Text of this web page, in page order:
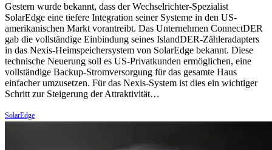
Gestern wurde bekannt, dass der Wechselrichter-Spezialist
SolarEdge eine tiefere Integration seiner Systeme in den US-
amerikanischen Markt vorantreibt. Das Unternehmen ConnectDER
gab die vollständige Einbindung seines IslandDER-Zähleradapters
in das Nexis-Heimspeichersystem von SolarEdge bekannt. Diese
technische Neuerung soll es US-Privatkunden ermöglichen, eine
vollständige Backup-Stromversorgung für das gesamte Haus
einfacher umzusetzen. Für das Nexis-System ist dies ein wichtiger
Schritt zur Steigerung der Attraktivität…
SolarEdge